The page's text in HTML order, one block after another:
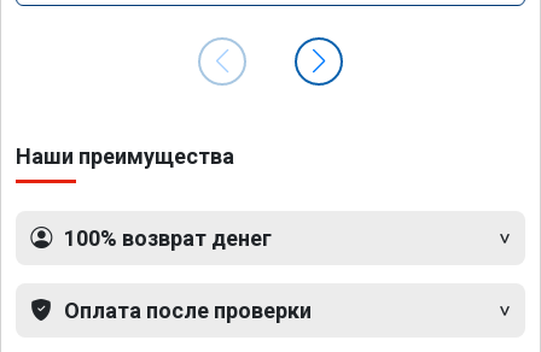
Наши преимущества
100% возврат денег
Оплата после проверки